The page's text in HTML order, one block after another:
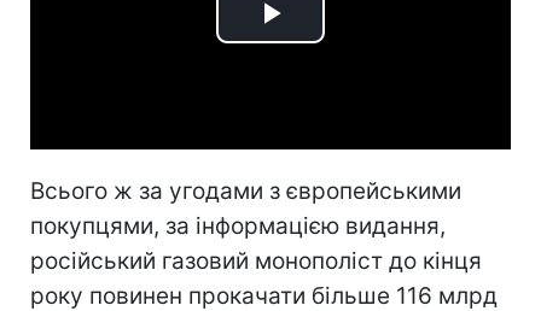
Play
Всього ж за угодами з європейськими
покупцями, за інформацією видання,
російський газовий монополіст до кінця
року повинен прокачати більше 116 млрд